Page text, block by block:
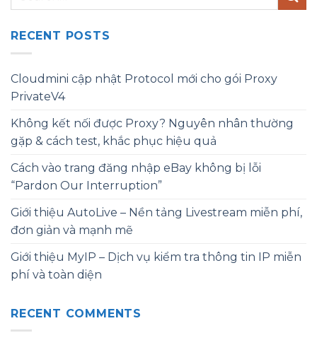
RECENT POSTS
Cloudmini cập nhật Protocol mới cho gói Proxy
PrivateV4
Không kết nối được Proxy? Nguyên nhân thường
gặp & cách test, khắc phục hiệu quả
Cách vào trang đăng nhập eBay không bị lỗi
“Pardon Our Interruption”
Giới thiệu AutoLive – Nền tảng Livestream miễn phí,
đơn giản và mạnh mẽ
Giới thiệu MyIP – Dịch vụ kiểm tra thông tin IP miễn
phí và toàn diện
RECENT COMMENTS